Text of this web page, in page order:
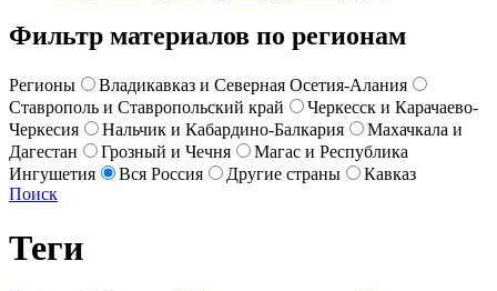
Фильтр материалов по регионам
Регионы
Владикавказ и Северная Осетия-Алания
Ставрополь и Ставропольский край
Черкесск и Карачаево-
Черкесия
Нальчик и Кабардино-Балкария
Махачкала и
Дагестан
Грозный и Чечня
Магас и Республика
Ингушетия
Вся Россия Другие страны
Кавказ
Поиск
Теги